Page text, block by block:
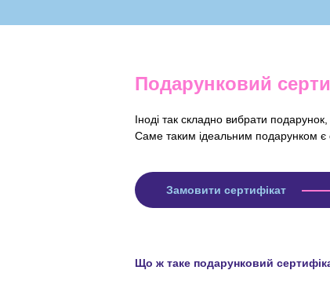
Подарунковий
Іноді так складно вибрати
Саме таким ідеальним подарунком є
Замовити сертифікат
Що ж таке подарунковий